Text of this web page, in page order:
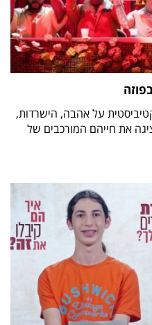
על אהבה, הישרדות,
את חייהם המורכבים של